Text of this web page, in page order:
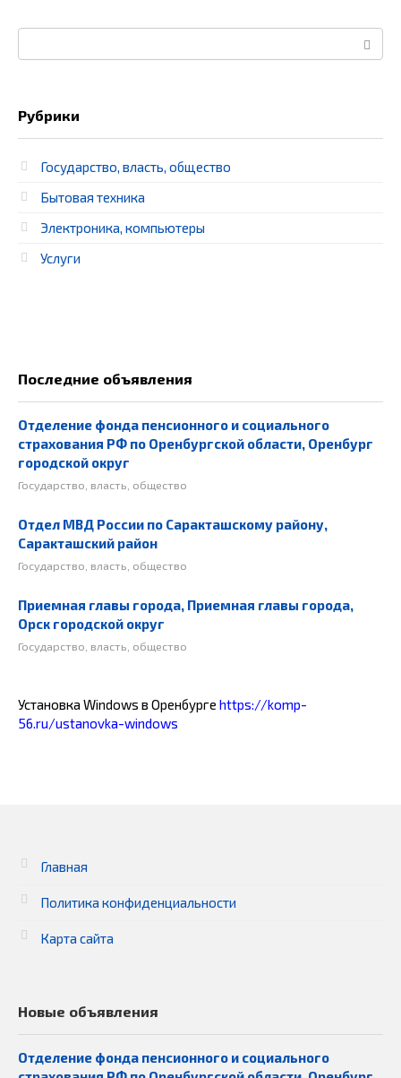
Рубрики
Государство, власть, общество
Бытовая техника
Электроника, компьютеры
Услуги
Последние объявления
Отделение фонда пенсионного и социального
страхования РФ по Оренбургской области, Оренбург
городской округ
Государство, власть, общество
Отдел МВД России по Саракташскому району,
Саракташский район
Государство, власть, общество
Приемная главы города, Приемная главы города,
Орск городской округ
Государство, власть, общество
Установка Windows в Оренбурге https://komp-
56.ru/ustanovka-windows
Главная
Политика конфиденциальности
Карта сайта
Новые объявления
Отделение фонда пенсионного и социального